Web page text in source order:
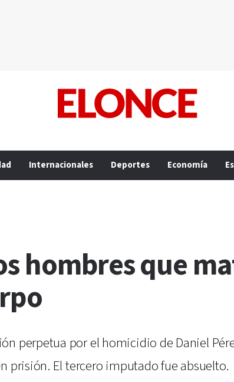
Internacionales Deportes Economía
hombres que
perpetua por el homicidio de Daniel
prisión. El tercero imputado fue absuelto.